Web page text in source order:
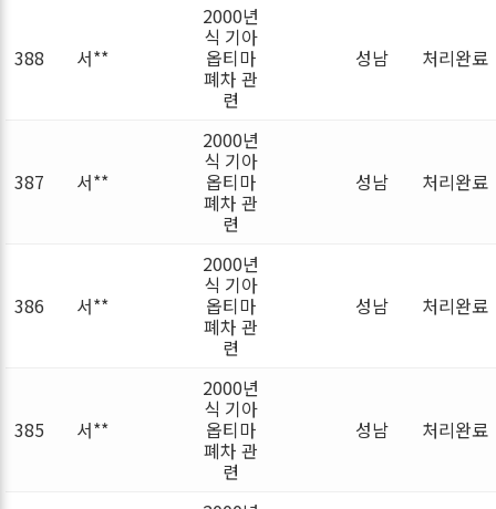
388 서**
2000년
식 기아
옵티마
폐차 관
련
성남 처리완료
387 서**
2000년
식 기아
옵티마
폐차 관
련
성남 처리완료
386 서**
2000년
식 기아
옵티마
폐차 관
련
성남 처리완료
385 서**
2000년
식 기아
옵티마
폐차 관
련
성남 처리완료